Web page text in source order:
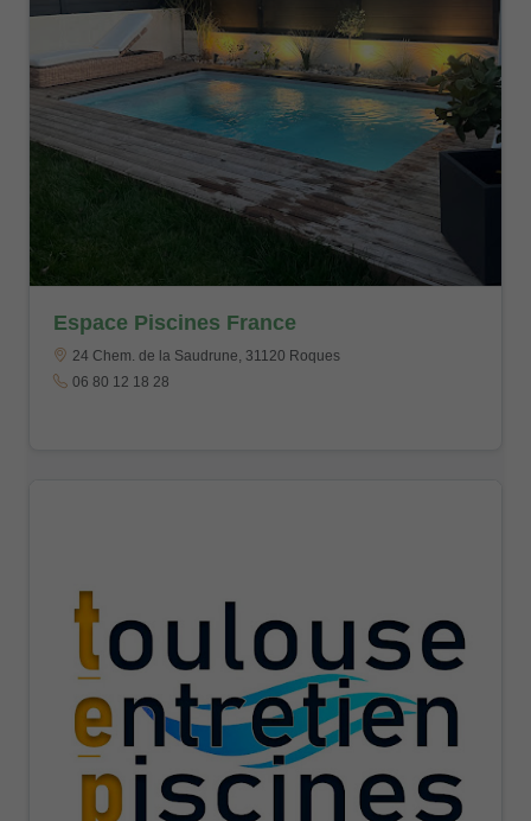
Espace Piscines France
24 Chem. de la Saudrune, 31120 Roques
06 80 12 18 28